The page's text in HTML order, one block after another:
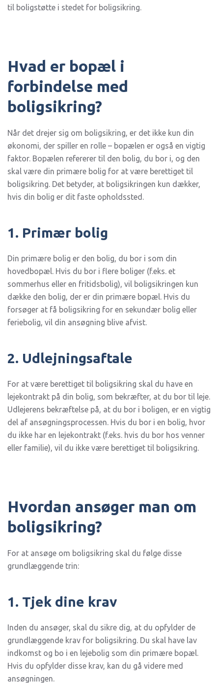
til boligstøtte i stedet for boligsikring.
Hvad er bopæl i
forbindelse med
boligsikring?
Når det drejer sig om boligsikring, er det ikke kun din
økonomi, der spiller en rolle – bopælen er også en vigtig
faktor. Bopælen refererer til den bolig, du bor i, og den
skal være din primære bolig for at være berettiget til
boligsikring. Det betyder, at boligsikringen kun dækker,
hvis din bolig er dit faste opholdssted.
1. Primær bolig
Din primære bolig er den bolig, du bor i som din
hovedbopæl. Hvis du bor i flere boliger (f.eks. et
sommerhus eller en fritidsbolig), vil boligsikringen kun
dække den bolig, der er din primære bopæl. Hvis du
forsøger at få boligsikring for en sekundær bolig eller
feriebolig, vil din ansøgning blive afvist.
2. Udlejningsaftale
For at være berettiget til boligsikring skal du have en
lejekontrakt på din bolig, som bekræfter, at du bor til leje.
Udlejerens bekræftelse på, at du bor i boligen, er en vigtig
del af ansøgningsprocessen. Hvis du bor i en bolig, hvor
du ikke har en lejekontrakt (f.eks. hvis du bor hos venner
eller familie), vil du ikke være berettiget til boligsikring.
Hvordan ansøger man om
boligsikring?
For at ansøge om boligsikring skal du følge disse
grundlæggende trin:
1. Tjek dine krav
Inden du ansøger, skal du sikre dig, at du opfylder de
grundlæggende krav for boligsikring. Du skal have lav
indkomst og bo i en lejebolig som din primære bopæl.
Hvis du opfylder disse krav, kan du gå videre med
ansøgningen.